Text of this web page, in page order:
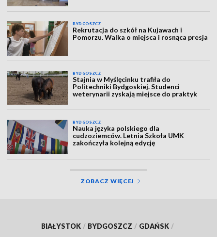
BYDGOSZCZ
Rekrutacja do szkół na Kujawach i
Pomorzu. Walka o miejsca i rosnąca presja
BYDGOSZCZ
Stajnia w Myślęcinku trafiła do
Politechniki Bydgoskiej. Studenci
weterynarii zyskają miejsce do praktyk
BYDGOSZCZ
Nauka języka polskiego dla
cudzoziemców. Letnia Szkoła UMK
zakończyła kolejną edycję
ZOBACZ WIĘCEJ
BIAŁYSTOK / BYDGOSZCZ / GDAŃSK /